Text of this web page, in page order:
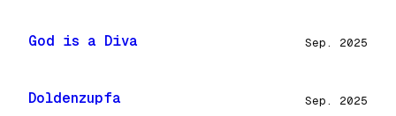
God is a Diva Sep. 2025
Doldenzupfa Sep. 2025